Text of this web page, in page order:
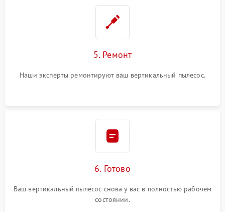
5. Ремонт
Наши эксперты ремонтируют ваш вертикальный пылесос.
6. Готово
Ваш вертикальный пылесос снова у вас в полностью рабочем
состоянии.